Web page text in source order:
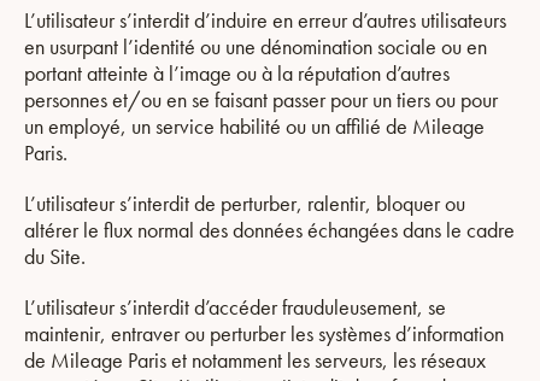
L’utilisateur s’interdit d’induire en erreur d’autres utilisateurs
en usurpant l’identité ou une dénomination sociale ou en
portant atteinte à l’image ou à la réputation d’autres
personnes et/ou en se faisant passer pour un tiers ou pour
un employé, un service habilité ou un affilié de Mileage
Paris.
L’utilisateur s’interdit de perturber, ralentir, bloquer ou
altérer le flux normal des données échangées dans le cadre
du Site.
L’utilisateur s’interdit d’accéder frauduleusement, se
maintenir, entraver ou perturber les systèmes d’information
de Mileage Paris et notamment les serveurs, les réseaux